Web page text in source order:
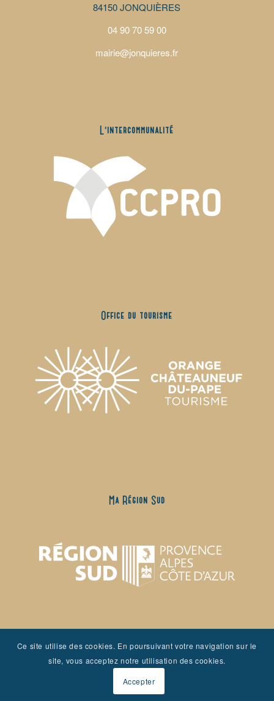
84150 JONQUIÈRES
04 90 70 59 00
mairie@jonquieres.fr
L’intercommunalité
Office du tourisme
Ma Région Sud
Mairie de Jonquières #jonquieres #onatousbesoindusud
Ce site utilise des cookies. En poursuivant votre navigation sur le
site, vous acceptez notre utilisation des cookies.
Accepter